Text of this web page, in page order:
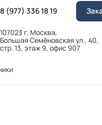
8 (977) 336 18 19
107023 г. Москва,
Большая Семёновская ул., 40,
стр. 13, этаж 9, офис 907